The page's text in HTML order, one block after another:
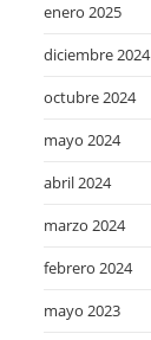
enero 2025
diciembre 2024
octubre 2024
mayo 2024
abril 2024
marzo 2024
febrero 2024
mayo 2023